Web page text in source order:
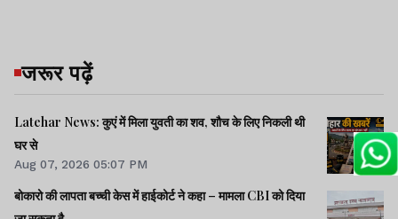
जरूर पढ़ें
Latehar News: कुएं में मिला युवती का शव, शौच के लिए निकली थी
घर से
Aug 07, 2026 05:07 PM
बोकारो की लापता बच्ची केस में हाईकोर्ट ने कहा – मामला CBI को दिया